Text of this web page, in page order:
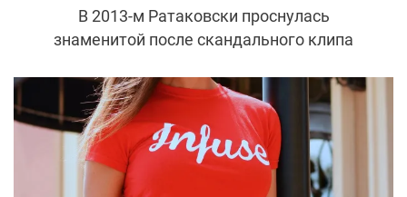
В 2013-м Ратаковски проснулась
знаменитой после скандального клипа
не каждый вспомнит песню и исполнителя,
а Эмили знают все. Она стала настоящей
звездой: выходит на подиум, снимается в
кино и рекламе, пишет книги, ведет
подкасты и воспитывает маленького сына.